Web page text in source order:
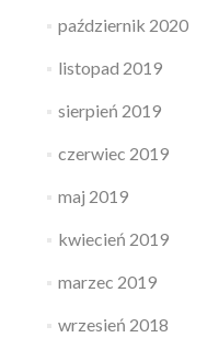
październik 2020
listopad 2019
sierpień 2019
czerwiec 2019
maj 2019
kwiecień 2019
marzec 2019
wrzesień 2018